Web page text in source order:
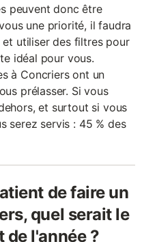
peuvent donc être
une priorité, il faudra
utiliser des filtres pour
idéal pour vous.
à Concriers ont un
prélasser. Si vous
et surtout si vous
serez servis : 45 % des
de faire un
quel serait le
de l'année ?